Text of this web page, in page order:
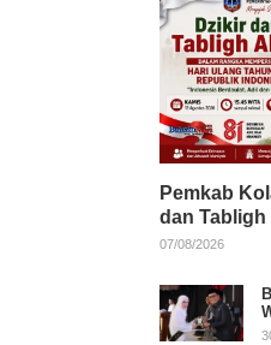
Pemkab
dan Tabligh
81 RI,
07/08/2026